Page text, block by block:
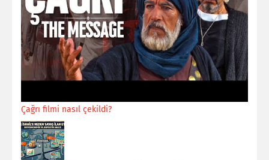
Çağrı filmi nasıl çekildi?